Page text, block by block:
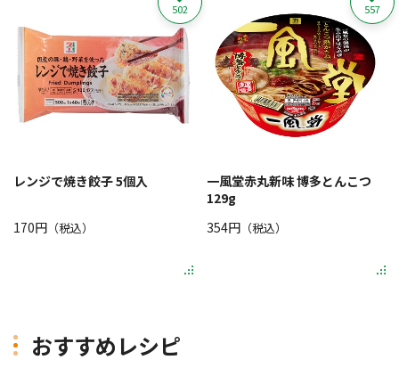
レンジで焼き餃子 5個入
170円 （税込）
502
一風堂赤丸新味 博多とんこつ
129g
354円（税込）
557
おすすめレシピ